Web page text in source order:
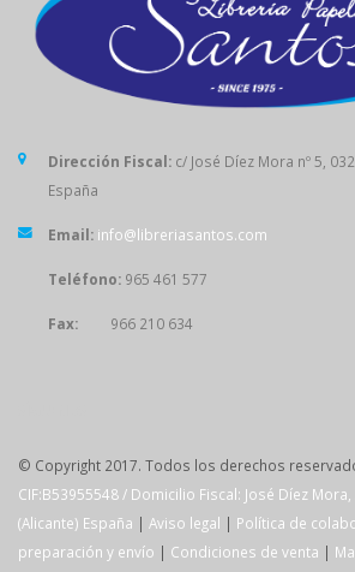
Dirección Fiscal: c/ José Díez Mora nº 5,
España
Email: info@libreriasantos.com
Teléfono: 965 461 577
Fax: 966 210 634
© Copyright 2017. Todos los derechos
CIF:B53955548 / Domicilio Fiscal: José Díez Mora,
(Alicante) España | Aviso legal | Política de
preparación y envío | Condiciones de venta |